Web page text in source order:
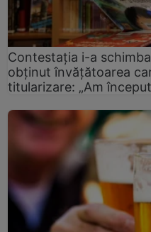
Contestația i-a
obținut învățătoarea
titularizare: „Am